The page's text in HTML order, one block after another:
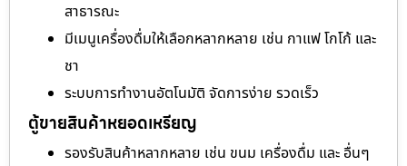
สาธารณะ
มีเมนูเครื่องดื่มให้เลือกหลากหลาย เช่น กาแฟ โกโก้ และ
ชา
ระบบการทำงานอัตโนมัติ จัดการง่าย รวดเร็ว
ตู้ขายสินค้าหยอดเหรียญ
รองรับสินค้าหลากหลาย เช่น ขนม เครื่องดื่ม และ อื่นๆ